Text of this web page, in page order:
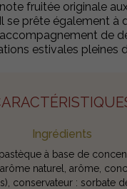
fruitée originale
se prête également à
de
estivales pleines
Ingrédients
à base de
naturel, arôme,
conservateur : sorbate